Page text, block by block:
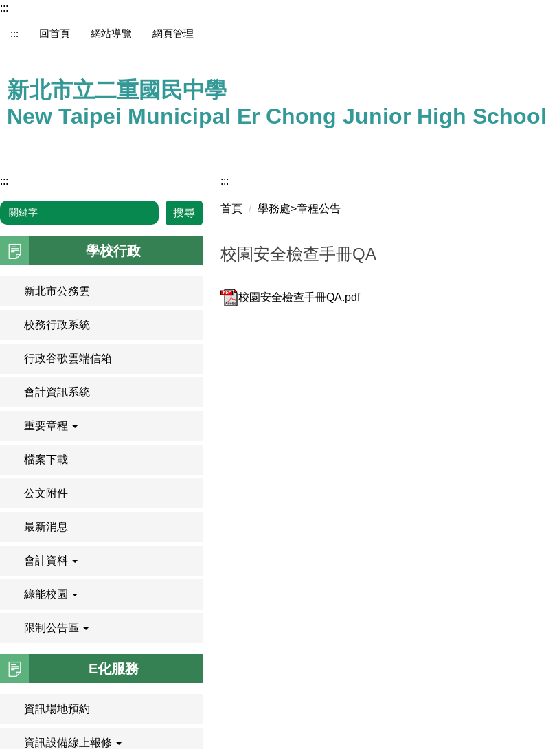
跳
內
容
區
:::
::: 回首頁 網站導覽 網頁管理
新北市立二重國民中學
New Taipei Municipal Er Chong Junior High School
:::
搜尋
學校行政
新北市公務雲
校務行政系統
行政谷歌雲端信箱
會計資訊系統
重要章程
檔案下載
公文附件
最新消息
會計資料
綠能校園
限制公告區
E化服務
資訊場地預約
資訊設備線上報修
:::
首頁 學務處>章程公告
校園安全檢查手冊QA
校園安全檢查手冊QA.pdf